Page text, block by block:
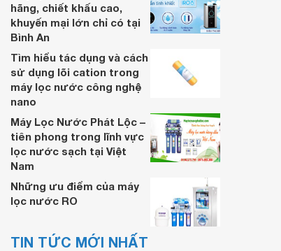
Aquaphor
Máy lọc nước Unilever Pureit
Classic
Có 39 nơi bán
hãng, chiết khấu cao,
khuyến mại lớn chỉ có tại
Bình An
Tìm hiểu tác dụng và cách
sử dụng lõi cation trong
máy lọc nước công nghệ
nano
Máy Lọc Nước Phát Lộc –
tiên phong trong lĩnh vực
lọc nước sạch tại Việt
Nam
Những ưu điểm của máy
lọc nước RO
TIN TỨC MỚI NHẤT